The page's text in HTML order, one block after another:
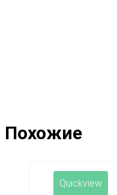
Похожие
Quickview